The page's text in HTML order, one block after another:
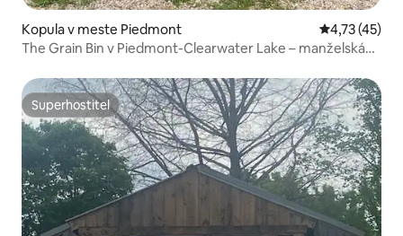
Kopula v meste Piedmont Priemerné
4,73 (45)
The Grain Bin v Piedmont-Clearwater Lake – manželská
Superhostiteľ
Superhostiteľ